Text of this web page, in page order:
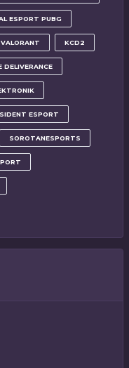
ESPORT PUBG
KCD2
DELIVERANCE
ESPORT
SOROTANESPORTS